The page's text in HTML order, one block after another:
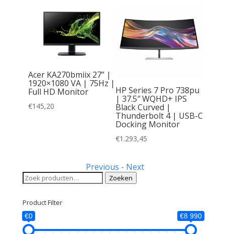
Acer KA270bmiix 27” |
1920×1080 VA | 75Hz |
Full HD Monitor
€145,20
HP Series 7 Pro 738pu
| 37.5″ WQHD+ IPS
Black Curved |
Thunderbolt 4 | USB-C
Docking Monitor
€1.293,45
Previous - Next
Zoeken
naar:
Zoeken
Product Filter
€0 €8 990